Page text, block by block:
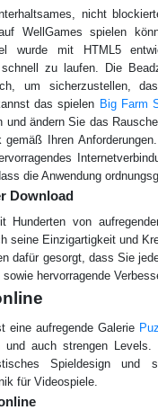
nicht
WellGames spielen
wurde mit HTML5
zu laufen. Die
um sicherzustellen,
das spielen Big Farm
und ändern Sie das
gemäß Ihren
die Anwendung
Download
Hunderten von
seine Einzigartigkeit und
dafür gesorgt, dass Sie
hervorragende
eine aufregende Galerie
und auch strengen
Spieldesign und
für Videospiele.